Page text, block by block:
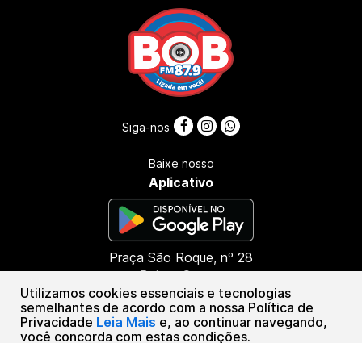
Utilizamos cookies essenciais e tecnologias
semelhantes de acordo com a nossa Política de
Privacidade Leia Mais e, ao continuar navegando,
você concorda com estas condições.
Praça São Roque, nº 28
Bairro: Centro
CEP: 45416-000
Presidente Tancredo Neves - BA
(73) 99987-8790
Siga-nos
Baixe nosso
Aplicativo